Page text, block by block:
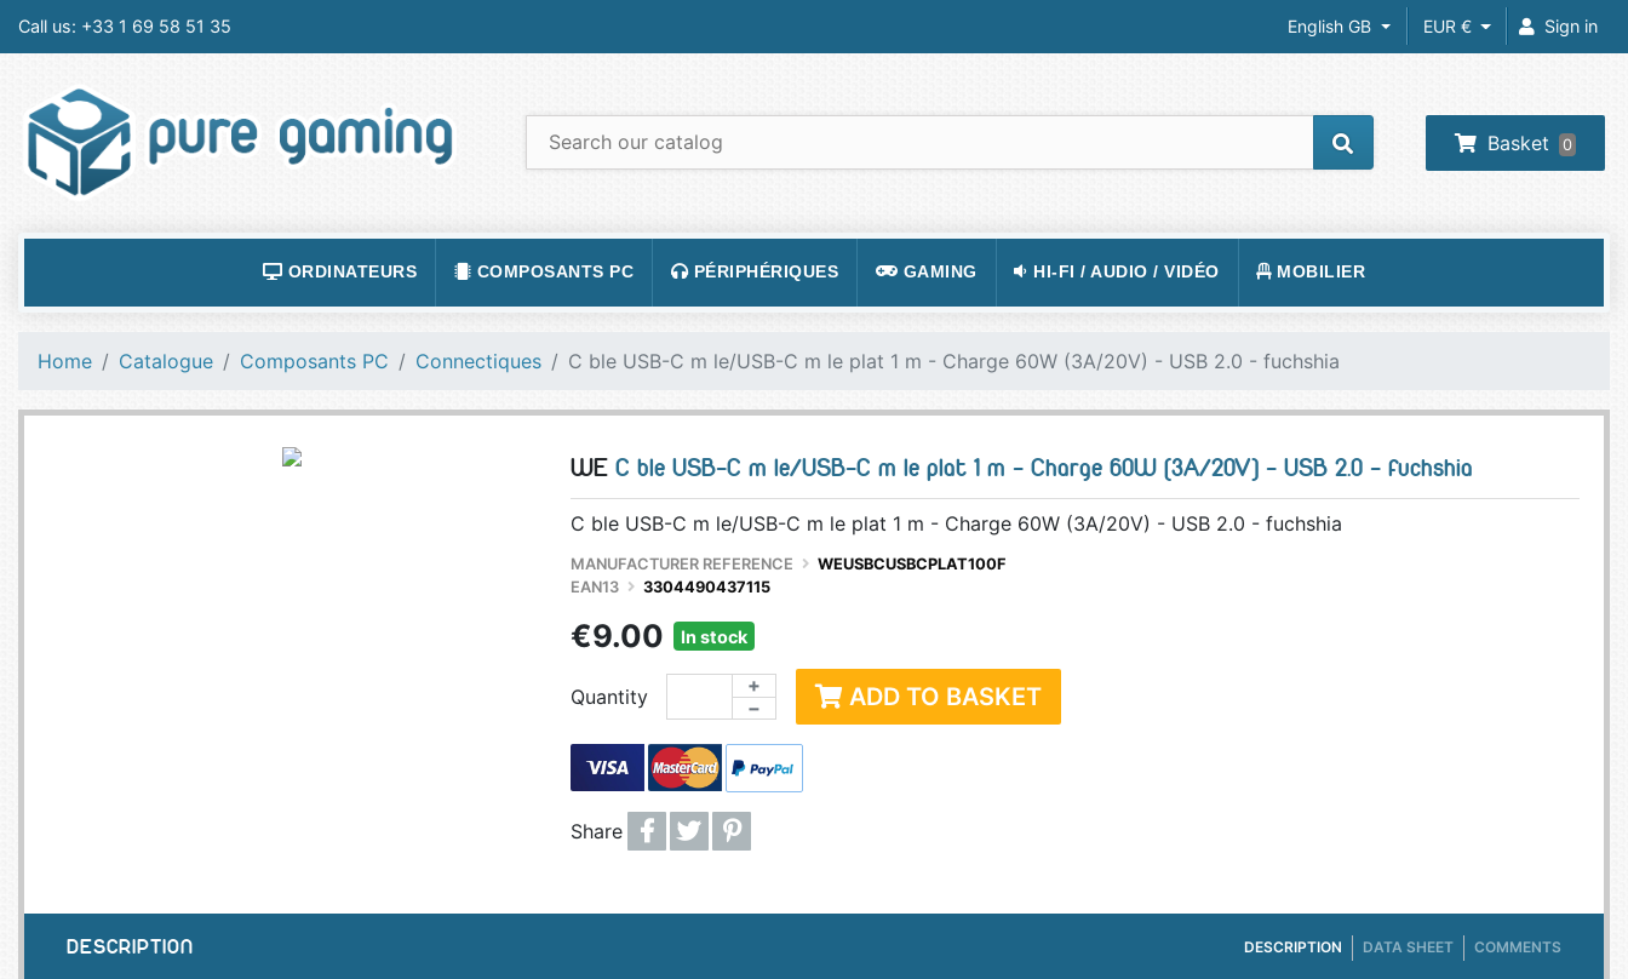
Call us: +33 1 69 58 51 35 English GB EUR € Sign in
Basket 0
ORDINATEURS
ACCESSOIRES ORDINATEURS PORTABLES
COMPOSANTS PC
ALIMENTATION
CARTE MÈRE
CARTE SON
CONNECTIQUES
DISQUE DUR
REFROIDISSEMENT WATERCOOLING
PÉRIPHÉRIQUES
CLAVIER
TAPIS DE SOURIS
ÉCRAN
ENCEINTES / HAUTS-PARLEURS
ACCESSOIRES STREAMING
WEBCAM
ROUTEUR, WIFI, RÉSEAU
ACCESSOIRES ET ADAPTATEURS RÉSEAUX
GAMING
CONSOLE
FIGURINES JEU
LUNETTES POUR JOUEURS
PRODUITS DÉRIVÉS
HI-FI / AUDIO / VIDÉO
APPAREIL PHOTO
VIDÉO-PROJECTEUR
TÉLÉPHONE
ACCESSOIRES TÉLÉPHONIE
OBJETS CONNECTÉS
MOBILIER
TAPIS DE SOL
Home Catalogue Composants PC Connectiques C ble USB-C m le/USB-C m le plat 1 m - Charge 60W (3A/20V) - USB 2.0 - fuchshia
WE C ble USB-C m le/USB-C m le plat 1 m - Charge 60W (3A/20V) - USB 2.0 - fuchshia
C ble USB-C m le/USB-C m le plat 1 m - Charge 60W (3A/20V) - USB 2.0 - fuchshia
MANUFACTURER REFERENCE
WEUSBCUSBCPLAT100F
EAN13
3304490437115
€9.00 In stock
Quantity −
+ ADD TO BASKET
Share
DESCRIPTION DESCRIPTION DATA SHEET COMMENTS